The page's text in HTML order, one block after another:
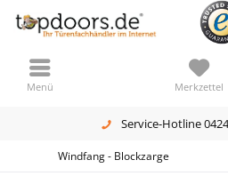
Service-Hotline
Merkzettel
Menü
Windfang - Blockzarge